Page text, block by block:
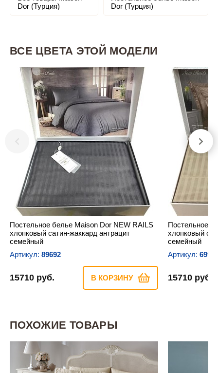
Dor (Турция)
Dor (Турция)
ВСЕ ЦВЕТА ЭТОЙ МОДЕЛИ
Постельное белье Maison Dor NEW RAILS
хлопковый сатин-жаккард антрацит
семейный
Артикул: 89692
15710 руб. В КОРЗИНУ
Постельное
хлопковый
семейный
Артикул:
15710 руб.
ПОХОЖИЕ ТОВАРЫ